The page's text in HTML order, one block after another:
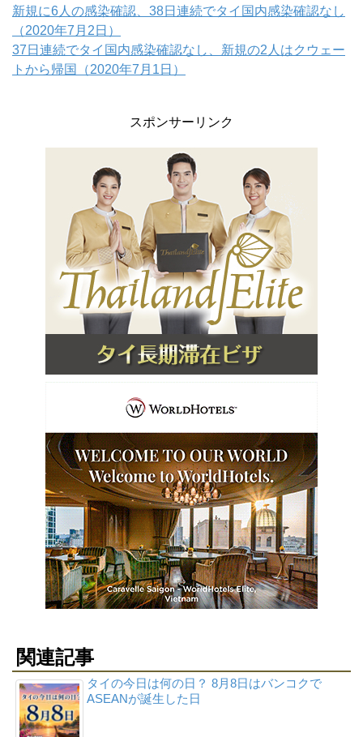
新規に6人の感染確認、38日連続でタイ国内感染確認なし
（2020年7月2日）
37日連続でタイ国内感染確認なし、新規の2人はクウェー
トから帰国（2020年7月1日）
スポンサーリンク
関連記事
タイの今日は何の日？ 8月8日はバンコクで
ASEANが誕生した日